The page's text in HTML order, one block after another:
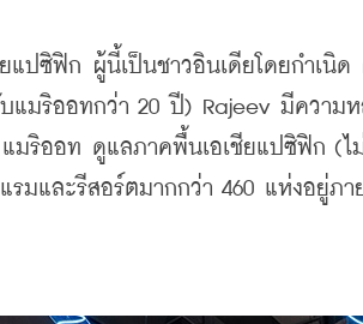
ซิฟิก ผู้นี้เป็นชาวอินเดียโดยกำเนิด
มริออทกว่า 20 ปี) Rajeev มีความห
มริออท ดูแลภาคพื้นเอเชียแปซิฟิก (
รมและรีสอร์ตมากกว่า 460 แห่งอยู่ภ